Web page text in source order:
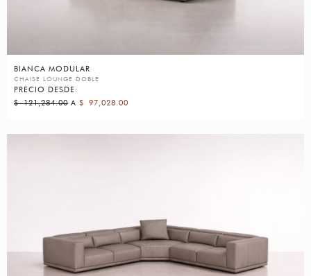
BIANCA MODULAR
CHAISE LOUNGE DOBLE
PRECIO DESDE:
$121,284.00 A $ 97,028.00